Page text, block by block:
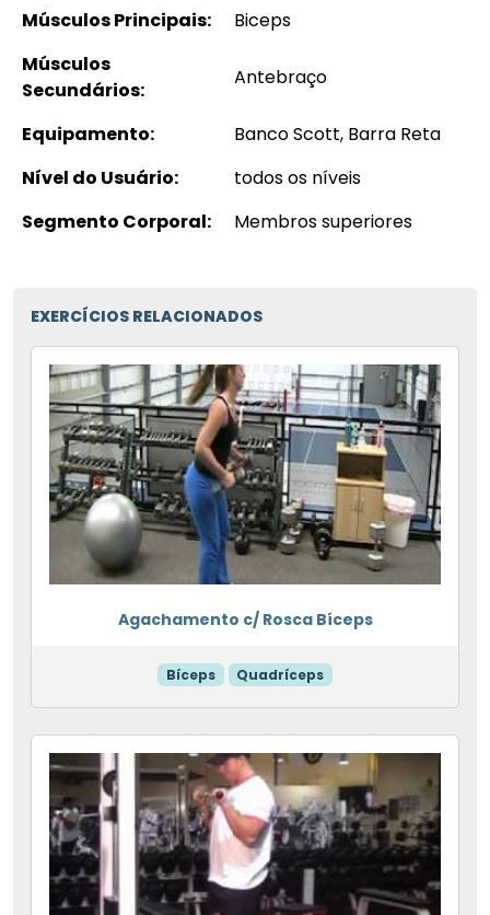
Músculos Principais:
Biceps
Músculos
Secundários:
Antebraço
Equipamento:
Banco Scott, Barra Reta
Nível do Usuário:
todos os níveis
Segmento Corporal:
Membros superiores
EXERCÍCIOS RELACIONADOS
Agachamento c/ Rosca Bíceps
Bíceps Quadríceps